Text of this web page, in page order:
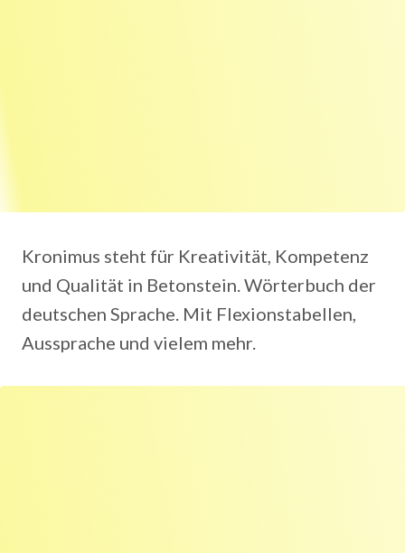
Kronimus steht für Kreativität, Kompetenz
und Qualität in Betonstein. Wörterbuch der
deutschen Sprache. Mit Flexionstabellen,
Aussprache und vielem mehr.